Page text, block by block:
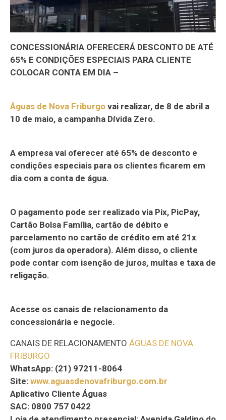
CONCESSIONÁRIA OFERECERÁ DESCONTO DE ATÉ
65% E CONDIÇÕES ESPECIAIS PARA CLIENTE
COLOCAR CONTA EM DIA –
Águas de Nova Friburgo vai realizar, de 8 de abril a
10 de maio, a campanha Dívida Zero.
A empresa vai oferecer até 65% de desconto e
condições especiais para os clientes ficarem em
dia com a conta de água.
O pagamento pode ser realizado via Pix, PicPay,
Cartão Bolsa Família, cartão de débito e
parcelamento no cartão de crédito em até 21x
(com juros da operadora). Além disso, o cliente
pode contar com isenção de juros, multas e taxa de
religação.
Acesse os canais de relacionamento da
concessionária e negocie.
CANAIS DE RELACIONAMENTO ÁGUAS DE NOVA
FRIBURGO
WhatsApp: (21) 97211-8064
Site: www.aguasdenovafriburgo.com.br
Aplicativo Cliente Águas
SAC: 0800 757 0422